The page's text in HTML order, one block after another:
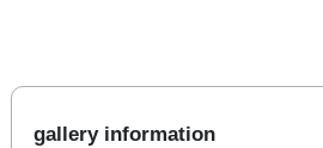
gallery information